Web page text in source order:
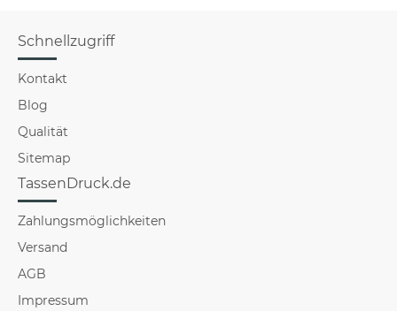
Schnellzugriff
Kontakt
Blog
Qualität
Sitemap
TassenDruck.de
Zahlungsmöglichkeiten
Versand
AGB
Impressum